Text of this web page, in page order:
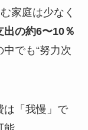
家庭は少なく
出の約6〜10％
でも“努力次
は「我慢」で